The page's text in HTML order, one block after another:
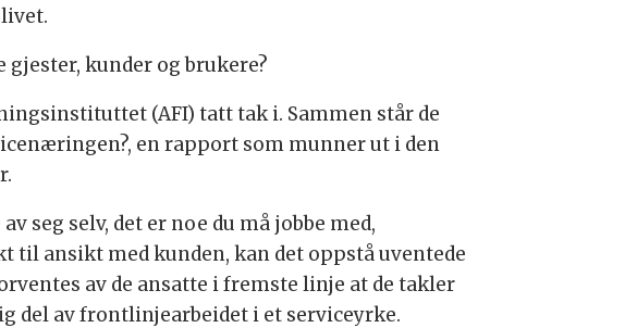
kunder og brukere?
(AFI) tatt tak i. Sammen står de
en rapport som munner ut i den
seg selv, det er noe du må jobbe med,
til ansikt med kunden, kan det oppstå uventede
av de ansatte i fremste linje at de takler
del av frontlinjearbeidet i et serviceyrke.